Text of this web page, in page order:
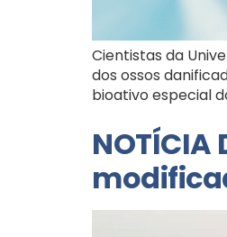
Cientistas da
dos ossos
bioativo especial